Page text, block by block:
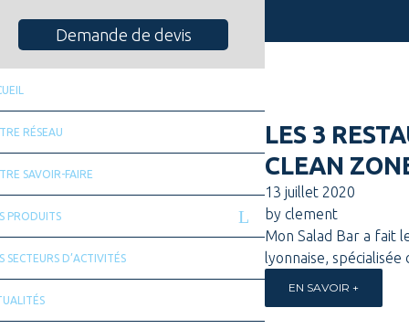
Demande de devis
RÉSEAU
SAVOIR-FAIRE
PRODUITS
SECTEURS D’ACTIVITÉS
LES 3
CLEAN
13 juillet 2020
by clement
Mon Salad Bar a fait
lyonnaise,
EN SAVOIR +